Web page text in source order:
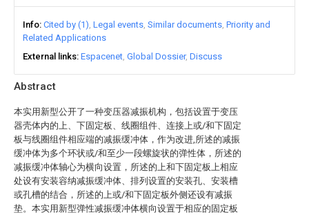
Abstract
本实用新型公开了一种变压器减振机构，包括设置于变压
器壳体内的上、下固定板、线圈组件、连接上或/和下固定
板与线圈组件相应端的减振缓冲体，作为改进,所述的减振
缓冲体为多个环状或/和至少一段螺旋状的弹性体，所述的
减振缓冲体轴心为横向设置，所述的上和下固定板上相应
处设有安装容纳减振缓冲体、排列设置的安装孔、安装槽
或孔槽的结合，所述的上或/和下固定板外侧还设有减振
垫。本实用新型弹性减振缓冲体横向设置于相应的固定板
Info Cited by (1) Legal events Similar documents Priority and
Related Applications
External links Espacenet Global Dossier Discuss